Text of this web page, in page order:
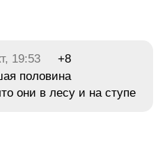
19:53
+8
половина
они в лесу и на ступе